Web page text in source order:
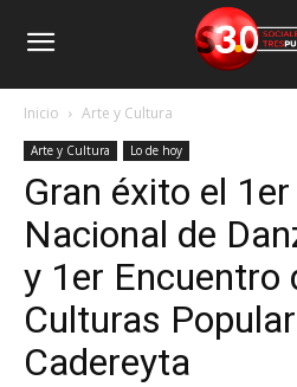
Inicio Arte y Cultura
Arte y Cultura Lo de hoy
Gran éxito el
Nacional de
y 1er Encuentro
Culturas
Cadereyta